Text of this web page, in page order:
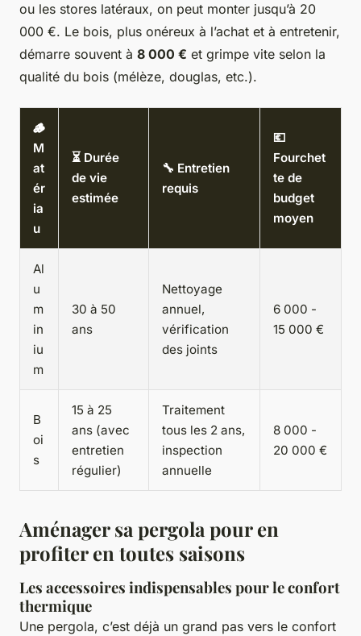
ou les stores latéraux, on peut monter jusqu’à 20
000 €. Le bois, plus onéreux à l’achat et à entretenir,
démarre souvent à 8 000 € et grimpe vite selon la
qualité du bois (mélèze, douglas, etc.).
🪵
M
at
ér
ia
u
⏳ Durée
de vie
estimée
🔧 Entretien
requis
💶
Fourchet
te de
budget
moyen
Al
u
m
in
iu
m
30 à 50
ans
Nettoyage
annuel,
vérification
des joints
6 000 -
15 000 €
B
oi
s
15 à 25
ans (avec
entretien
régulier)
Traitement
tous les 2 ans,
inspection
annuelle
8 000 -
20 000 €
Aménager sa pergola pour en
profiter en toutes saisons
Les accessoires indispensables pour le confort
thermique
Une pergola, c’est déjà un grand pas vers le confort